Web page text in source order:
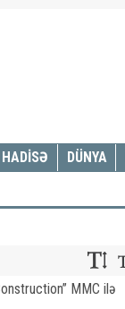
HADİSƏ DÜNYA
MMC ilə